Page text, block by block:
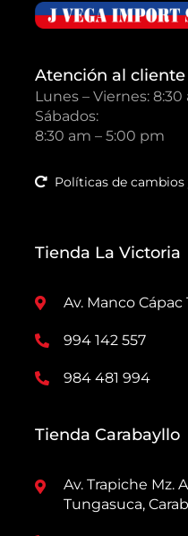
Atención al cliente
Lunes – Viernes:
Sábados:
8:30 am – 5:00 pm
Políticas de
Tienda La Victoria
Av. Manco Cápac
994 142 557
984 481 994
Tienda Carabayllo
Av. Trapiche Mz.
Tungasuca,